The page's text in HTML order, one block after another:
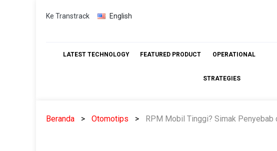
Skip
Ke Transtrack English
LATEST TECHNOLOGY FEATURED PRODUCT OPERATIONAL
STRATEGIES
Beranda Otomotips RPM Mobil Tinggi? Simak Penyebab